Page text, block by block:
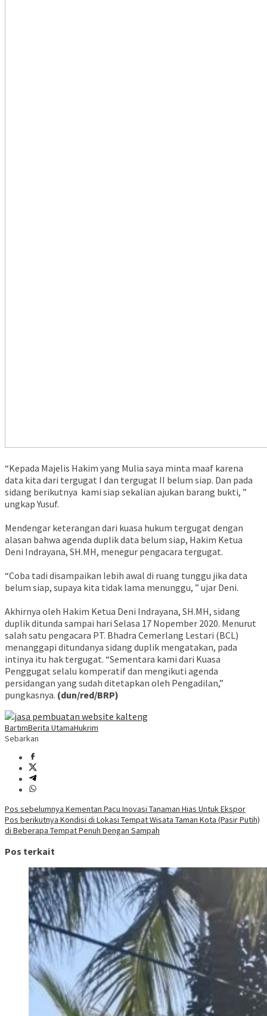
“Kepada Majelis Hakim yang Mulia saya minta maaf karena
data kita dari tergugat I dan tergugat II belum siap. Dan pada
sidang berikutnya kami siap sekalian ajukan barang bukti, ”
ungkap Yusuf.
Mendengar keterangan dari kuasa hukum tergugat dengan
alasan bahwa agenda duplik data belum siap, Hakim Ketua
Deni Indrayana, SH.MH, menegur pengacara tergugat.
“Coba tadi disampaikan lebih awal di ruang tunggu jika data
belum siap, supaya kita tidak lama menunggu, ” ujar Deni.
Akhirnya oleh Hakim Ketua Deni Indrayana, SH.MH, sidang
duplik ditunda sampai hari Selasa 17 Nopember 2020. Menurut
salah satu pengacara PT. Bhadra Cemerlang Lestari (BCL)
menanggapi ditundanya sidang duplik mengatakan, pada
intinya itu hak tergugat. “Sementara kami dari Kuasa
Penggugat selalu komperatif dan mengikuti agenda
persidangan yang sudah ditetapkan oleh Pengadilan,”
pungkasnya. (dun/red/BRP)
BartimBerita UtamaHukrim
Sebarkan
Navigasi
pos
Pos sebelumnya Kementan Pacu Inovasi Tanaman Hias Untuk Ekspor
Pos berikutnya Kondisi di Lokasi Tempat Wisata Taman Kota (Pasir Putih)
di Beberapa Tempat Penuh Dengan Sampah
Pos terkait